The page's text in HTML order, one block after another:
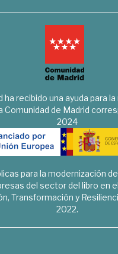
ha recibido una ayuda para
Comunidad de Madrid
2024
para la modernización
del sector del libro en
Transformación y
2022.